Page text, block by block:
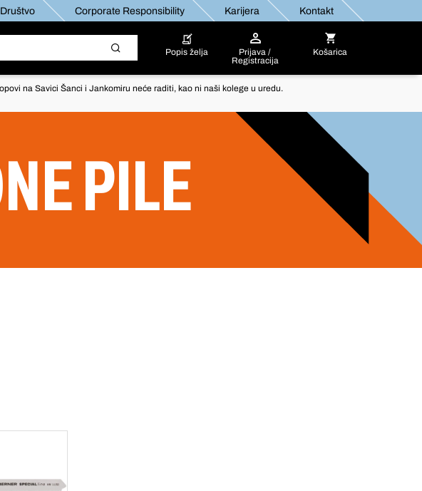
Društvo Corporate Responsibility Karijera Kontakt
Popis želja
Prijava /
Registracija
Košarica
na Savici Šanci i Jankomiru neće raditi, kao ni naši kolege u uredu.
PILE